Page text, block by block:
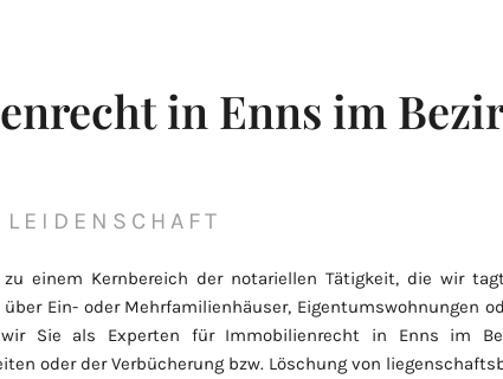
in Enns im
einem Kernbereich der notariellen Tätigkeit, die wir
Ein- oder Mehrfamilienhäuser, Eigentumswohnungen
Sie als Experten für Immobilienrecht in Enns im
oder der Verbücherung bzw. Löschung von